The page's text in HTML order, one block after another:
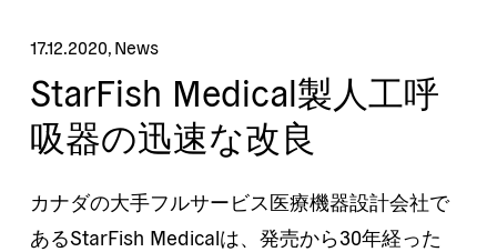
17.12.2020, News
StarFish Medical製人工呼
吸器の迅速な改良
カナダの大手フルサービス医療機器設計会社で
あるStarFish Medicalは、発売から30年経った